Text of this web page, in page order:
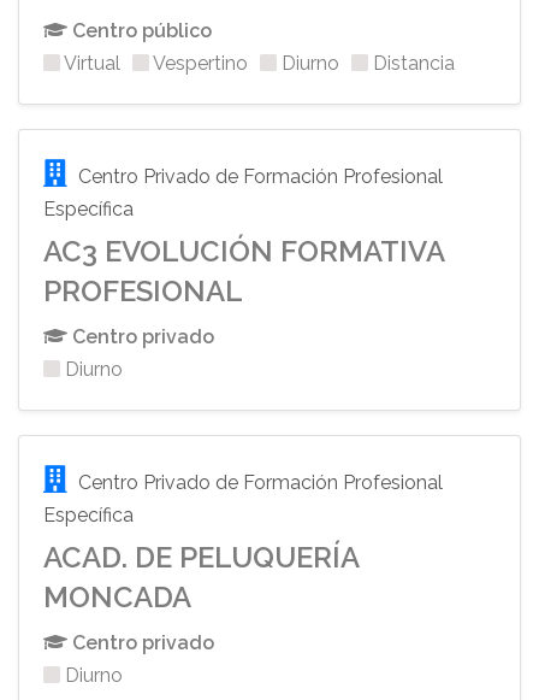
Centro público
Virtual
Vespertino Diurno Distancia
Centro Privado de Formación Profesional
Específica
AC3 EVOLUCIÓN FORMATIVA
PROFESIONAL
Centro privado
Diurno
Centro Privado de Formación Profesional
Específica
ACAD. DE PELUQUERÍA
MONCADA
Centro privado
Diurno